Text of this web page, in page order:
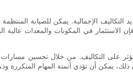
الإجمالية. يمكن للصيانة
فإن الاستثمار في المكونات والمعدات
على التكاليف. من خلال تحسين